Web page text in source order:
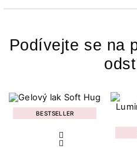
Podívejte se na
BESTSELLER